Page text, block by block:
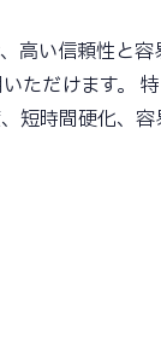
い信頼性と
ただけます。
短時間硬化、